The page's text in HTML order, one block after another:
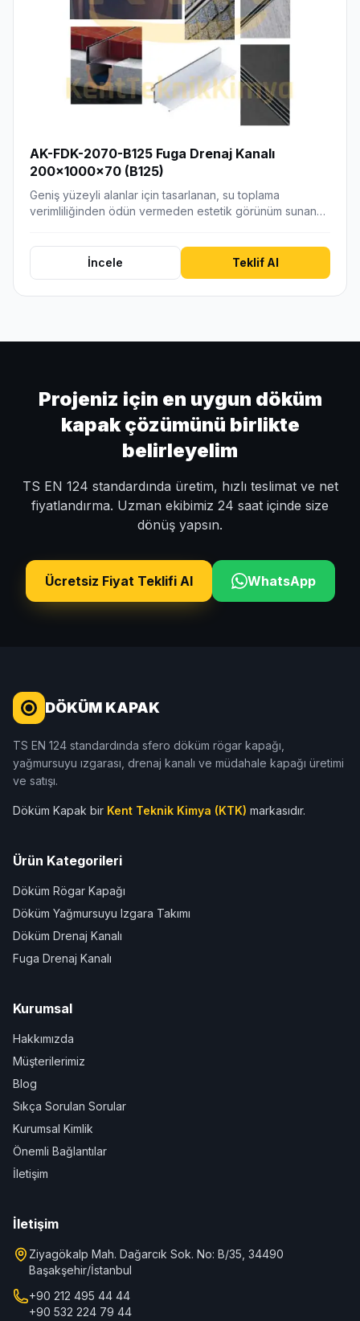
AK-FDK-2070-B125 Fuga Drenaj Kanalı
200x1000x70 (B125)
Geniş yüzeyli alanlar için tasarlanan, su toplama
verimliliğinden ödün vermeden estetik görünüm sunan
İncele Teklif Al
Projeniz için en uygun döküm
kapak çözümünü birlikte
belirleyelim
TS EN 124 standardında üretim, hızlı teslimat ve net
fiyatlandırma. Uzman ekibimiz 24 saat içinde size
dönüş yapsın.
Ücretsiz Fiyat Teklifi Al WhatsApp
DÖKÜM KAPAK
TS EN 124 standardında sfero döküm rögar kapağı,
yağmursuyu ızgarası, drenaj kanalı ve müdahale kapağı üretimi
ve satışı.
Döküm Kapak bir Kent Teknik Kimya (KTK) markasıdır.
Ürün Kategorileri
Döküm Rögar Kapağı
Döküm Yağmursuyu Izgara Takımı
Döküm Drenaj Kanalı
Fuga Drenaj Kanalı
Kurumsal
Hakkımızda
Müşterilerimiz
Blog
Sıkça Sorulan Sorular
Kurumsal Kimlik
Önemli Bağlantılar
İletişim
İletişim
Ziyagökalp Mah. Dağarcık Sok. No: B/35, 34490
Başakşehir/İstanbul
+90 212 495 44 44
+90 532 224 79 44